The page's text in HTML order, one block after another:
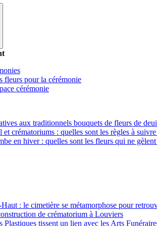
fleurs pour la cérémonie
cérémonie
aux traditionnels bouquets de fleurs de
et crématoriums : quelles sont les règles à
en hiver : quelles sont les fleurs qui ne gèlent
: le cimetière se métamorphose pour
de crématorium à Louviers
Plastiques tissent un lien avec les Arts